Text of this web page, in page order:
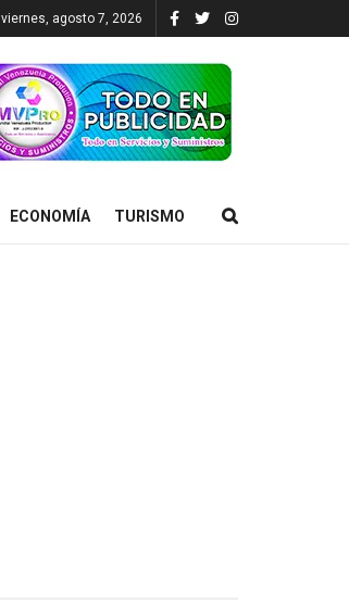
viernes, agosto 7, 2026
ECONOMÍA TURISMO